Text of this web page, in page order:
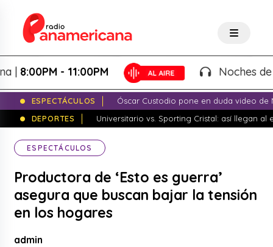
- 11:00PM Noches de
ESPECTÁCULOS
Óscar Custodio pone en duda video de
DEPORTES
Universitario vs. Sporting Cristal: así llegan al
ESPECTÁCULOS
Productora de ‘Esto es guerra’
asegura que buscan bajar la tensión
en los hogares
admin